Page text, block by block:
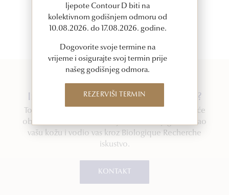
Imate upit ili želite zakazati termin?
Tokom vašeg termina, jedan od naših stručnjaka će
obaviti vizualnu konsultaciju kako bi dijagnosticirao
vašu kožu i vodio vas kroz Biologique Recherche
iskustvo.
KONTAKT
ljepote Contour D biti na
kolektivnom godišnjem odmoru od
10.08.2026. do 17.08.2026. godine.
Dogovorite svoje termine na
vrijeme i osigurajte svoj termin prije
našeg godišnjeg odmora.
REZERVIŠI TERMIN